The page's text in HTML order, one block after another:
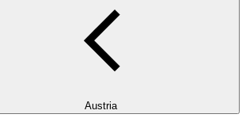
Austria